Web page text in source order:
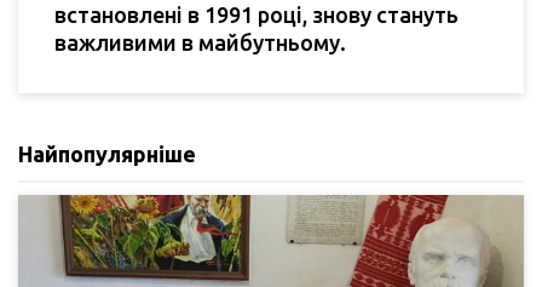
встановлені в 1991 році, знову стануть
важливими в майбутньому.
Найпопулярніше